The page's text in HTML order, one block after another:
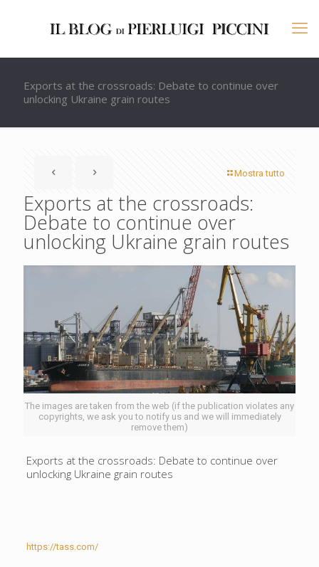
Exports at the crossroads: Debate to continue over
unlocking Ukraine grain routes
Mostra tutto
Exports at the crossroads:
Debate to continue over
unlocking Ukraine grain routes
The images are taken from the web (if the publication violates any
copyrights, we ask you to notify us and we will immediately
remove them)
Exports at the crossroads: Debate to continue over
unlocking Ukraine grain routes
https://tass.com/